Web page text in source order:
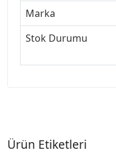
Marka
Stok Durumu
Ürün Etiketleri